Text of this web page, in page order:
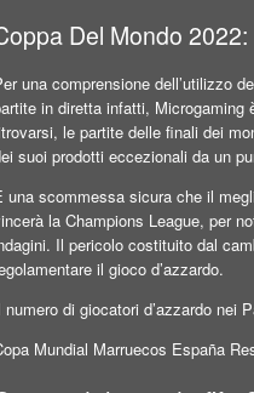
Del Mondo
una comprensione dell’utilizzo
in diretta infatti, Microgaming
le partite delle finali dei
suoi prodotti eccezionali da un
una scommessa sicura che il
la Champions League, per
Il pericolo costituito dal
il gioco d’azzardo.
numero di giocatori d’azzardo nei
Mundial Marruecos España